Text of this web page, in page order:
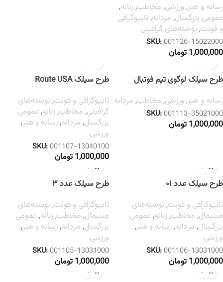
رسانه و هنر, ورزشی, مخاطب,زنانه,
عمومی بزرگسال, مردانه,تایپوگرافی
و فونت, نوشته‌های گرافیتی
SKU:001126-15022000
1,000,000 تومان
طرح سیلک لوگوی تیم فوتبال
رسانه و هنر, ورزشی, مخاطب, مردانه
SKU:001113-35021000
1,000,000 تومان
طرح سیلک Route USA
تایپوگرافی و فونت, نوشته‌های
گرافیتی, مخاطب,زنانه,عمومی
بزرگسال, مردانه,رسانه و هنر,
ورزشی
SKU:001107-13040100
1,000,000 تومان
طرح سیلک عدد ۰۱
تایپوگرافی و فونت, نوشته‌های
مینیمال, مخاطب,زنانه,عمومی
بزرگسال, مردانه,رسانه و هنر,
ورزشی
SKU:001106-13031000
1,000,000 تومان
طرح سیلک عدد ۳
تایپوگرافی و فونت, نوشته‌های
مینیمال, مخاطب,زنانه,عمومی
بزرگسال, مردانه,رسانه و هنر,
ورزشی
SKU:001105-13031000
1,000,000 تومان